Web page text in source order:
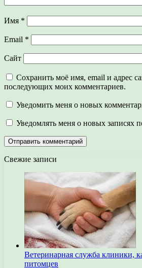
Имя *
Email *
Сайт
Сохранить моё имя, email и адрес
последующих моих комментариев.
Уведомить меня о новых
Уведомлять меня о новых записях
Свежие записи
Ветеринарная служба клиники,
питомцев